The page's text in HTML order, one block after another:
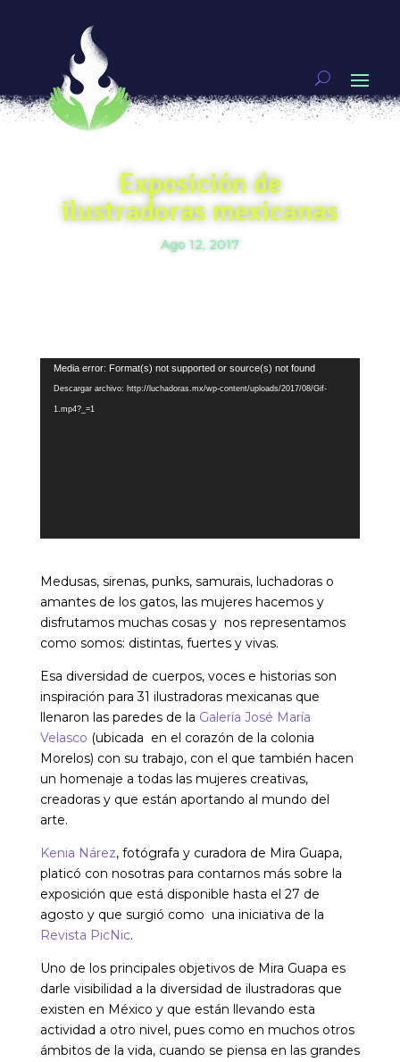
Exposición de
ilustradoras mexicanas
Ago 12, 2017
Reproductor
de
vídeo
Media error: Format(s) not supported or source(s) not found
Descargar archivo: http://luchadoras.mx/wp-content/uploads/2017/08/Gif-
1.mp4?_=1
Medusas, sirenas, punks, samurais, luchadoras o
amantes de los gatos, las mujeres hacemos y
disfrutamos muchas cosas y nos representamos
como somos: distintas, fuertes y vivas.
Esa diversidad de cuerpos, voces e historias son
inspiración para 31 ilustradoras mexicanas que
llenaron las paredes de la Galería José María
Velasco (ubicada en el corazón de la colonia
Morelos) con su trabajo, con el que también hacen
un homenaje a todas las mujeres creativas,
creadoras y que están aportando al mundo del
arte.
Kenia Nárez, fotógrafa y curadora de Mira Guapa,
platicó con nosotras para contarnos más sobre la
exposición que está disponible hasta el 27 de
agosto y que surgió como una iniciativa de la
Revista PicNic.
Uno de los principales objetivos de Mira Guapa es
darle visibilidad a la diversidad de ilustradoras que
existen en México y que están llevando esta
actividad a otro nivel, pues como en muchos otros
ámbitos de la vida, cuando se piensa en las grandes